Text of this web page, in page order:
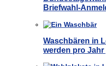
Briefwahl-
Waschbären in
werden pro Jahr